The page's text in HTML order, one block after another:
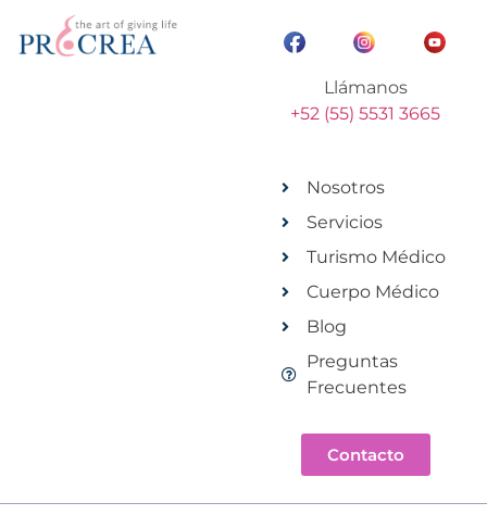
Llámanos
+52 (55) 5531 3665
Nosotros
Servicios
Turismo Médico
Cuerpo Médico
Blog
Preguntas
Frecuentes
Contacto